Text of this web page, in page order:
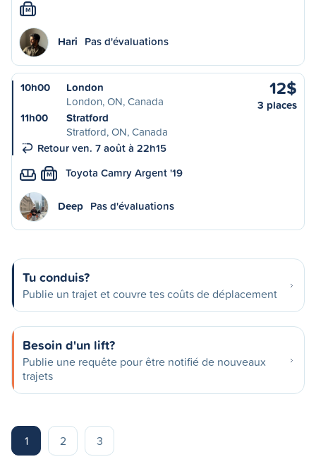
M
Hari Pas d'évaluations
10h00
London
London, ON, Canada
11h00
Stratford
Stratford, ON, Canada
Retour ven. 7 août à 22h15
12$
3 places
M Toyota Camry Argent '19
Deep Pas d'évaluations
Tu conduis?
Publie un trajet et couvre tes coûts de déplacement
Besoin d'un lift?
Publie une requête pour être notifié de nouveaux
trajets
1 2 3